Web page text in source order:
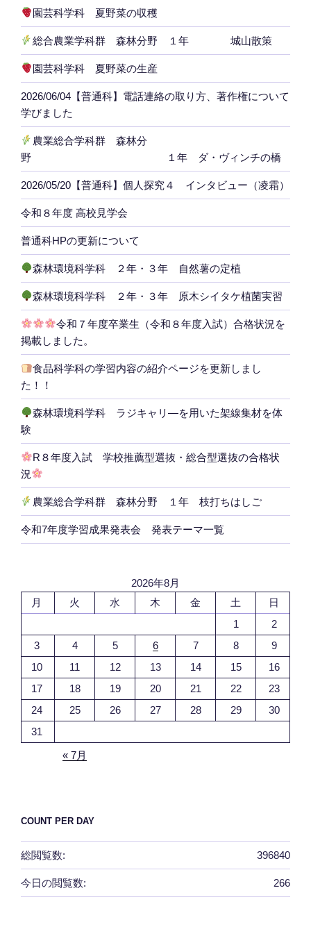
園芸科学科 夏野菜の収穫
総合農業学科群 森林分野 １年 城山散策
園芸科学科 夏野菜の生産
2026/06/04【普通科】電話連絡の取り方、著作権について
学びました
農業総合学科群 森林分
野 １年 ダ・ヴィンチの橋
2026/05/20【普通科】個人探究４ インタビュー（凌霜）
令和８年度 高校見学会
普通科HPの更新について
森林環境科学科 ２年・３年 自然薯の定植
森林環境科学科 ２年・３年 原木シイタケ植菌実習
令和７年度卒業生（令和８年度入試）合格状況を
掲載しました。
食品科学科の学習内容の紹介ページを更新しまし
た！！
森林環境科学科 ラジキャリ―を用いた架線集材を体
験
R８年度入試 学校推薦型選抜・総合型選抜の合格状
況
農業総合学科群 森林分野 １年 枝打ちはしご
令和7年度学習成果発表会 発表テーマ一覧
2026年8月
月
火 水 木 金 土
日
1
2
3
4 5 6 7 8
9
10
11 12 13 14 15
16
17
18 19 20 21 22
23
24
25 26 27 28 29
30
31
« 7月
COUNT PER DAY
396840
総閲覧数:
266
今日の閲覧数: